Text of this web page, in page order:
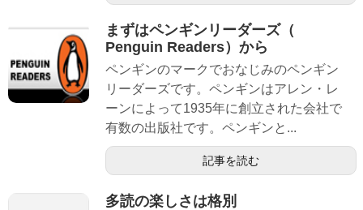
まずはペンギンリーダーズ（
Penguin Readers）から
ペンギンのマークでおなじみのペンギン
リーダーズです。ペンギンはアレン・レ
ーンによって1935年に創立された会社で
有数の出版社です。ペンギンと...
記事を読む
多読の楽しさは格別